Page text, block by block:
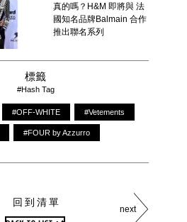
真的嗎？H&M 即將與 法
國知名品牌Balmain 合作
推出聯名系列
標籤
#Hash Tag
#OFF-WHITE #Vetements
#FOUR by Azzurro
next
回到清單